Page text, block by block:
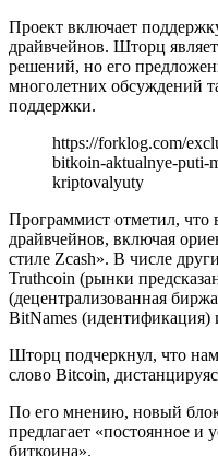
Проект включает
драйвчейнов. Шторц
решений, но его
многолетних обсуждений
поддержки.
https://forklog.com/
bitkoin-aktualnye-puti-
kriptovalyuty
Программист отметил, что
драйвчейнов, включая
стиле Zcash». В числе
Truthcoin (рынки
(децентрализованная
BitNames (идентификация)
Шторц подчеркнул, что
слово Bitcoin,
По его мнению, новый
предлагает «постоянное и
биткоина».